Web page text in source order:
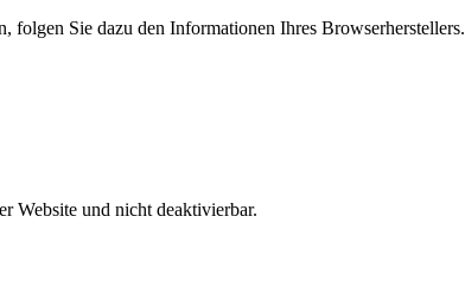
folgen Sie dazu den Informationen Ihres Browserherstellers.
Website und nicht deaktivierbar.